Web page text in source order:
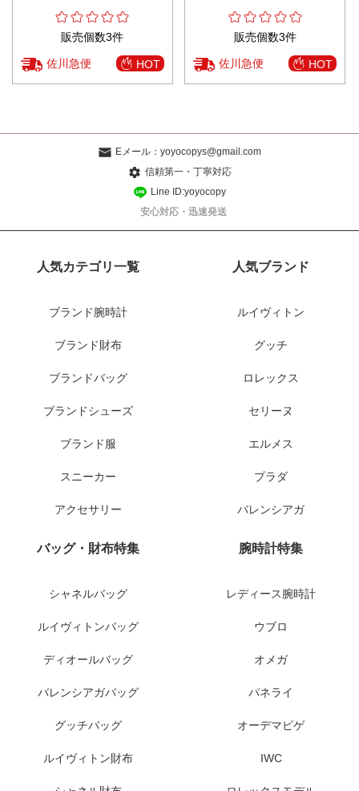
販売個数3件
佐川急便 HOT
販売個数3件
佐川急便 HOT
Eメール： yoyocopys@gmail.com
信頼第一・丁寧対応
Line ID:yoyocopy
安心対応・迅速発送
人気カテゴリ一覧
ブランド腕時計
ブランド財布
ブランドバッグ
ブランドシューズ
ブランド服
スニーカー
アクセサリー
人気ブランド
ルイヴィトン
グッチ
ロレックス
セリーヌ
エルメス
プラダ
バレンシアガ
バッグ・財布特集
シャネルバッグ
ルイヴィトンバッグ
ディオールバッグ
バレンシアガバッグ
グッチバッグ
ルイヴィトン財布
腕時計特集
レディース腕時計
ウブロ
オメガ
パネライ
オーデマピゲ
IWC